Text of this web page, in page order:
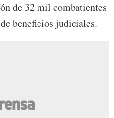
de 32 mil combatientes
beneficios judiciales.